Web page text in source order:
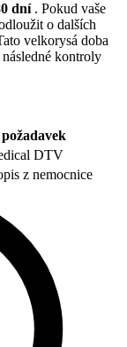
dní. Pokud vaše
o dalších
velkorysá doba
kontroly
DTV
z nemocnice